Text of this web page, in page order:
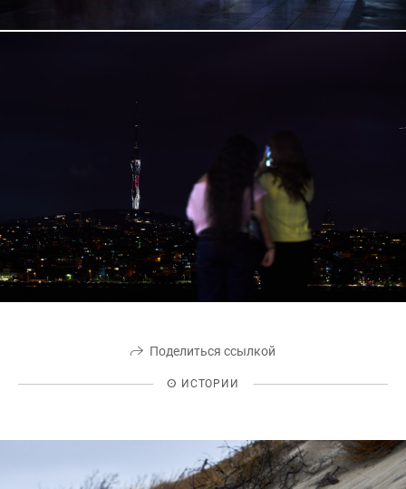
Поделиться ссылкой
ⵙ ИСТОРИИ